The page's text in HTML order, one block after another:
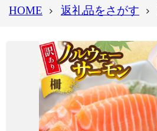
HOME 返礼品をさがす